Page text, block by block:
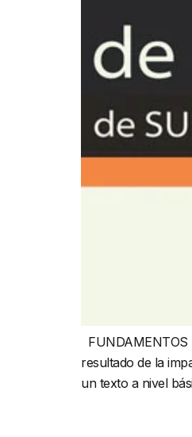
FUNDAMENTOS
resultado de la
un texto a nivel